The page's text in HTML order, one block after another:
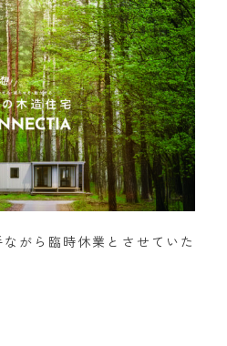
がら臨時休業とさせていた